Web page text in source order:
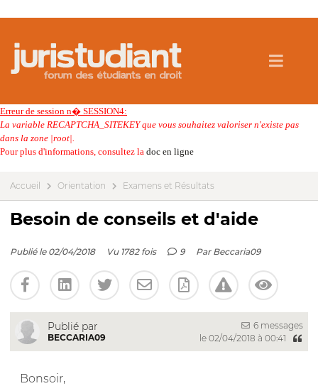
Erreur de session n� SESSION4:
La variable RECAPTCHA_SITEKEY que vous souhaitez valoriser n'existe pas
dans la zone |root|.
Pour plus d'informations, consultez la doc en ligne
Accueil Orientation Examens et Résultats
Besoin de conseils et d'aide
Publié le 02/04/2018 Vu 1782 fois 9 Par Beccaria09
Publié par
BECCARIA09
6 messages
le 02/04/2018 à 00:41
Bonsoir,